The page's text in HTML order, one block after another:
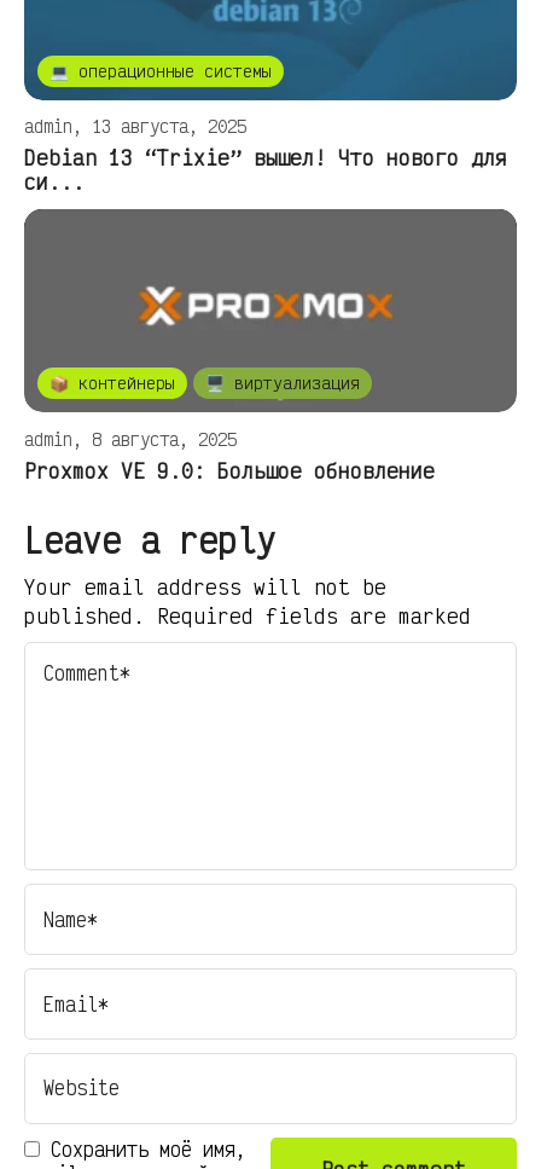
💻 операционные системы
admin, 13 августа, 2025
Debian 13 “Trixie” вышел! Что нового для
си...
📦 контейнеры 🖥️ виртуализация
admin, 8 августа, 2025
Proxmox VE 9.0: Большое обновление
Leave a reply
Your email address will not be
published. Required fields are marked
Сохранить моё имя,